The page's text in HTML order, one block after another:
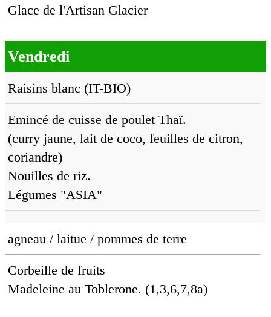
Glace de l'Artisan Glacier
Vendredi
Raisins blanc (IT-BIO)
Emincé de cuisse de poulet Thaï.
(curry jaune, lait de coco, feuilles de citron,
coriandre)
Nouilles de riz.
Légumes "ASIA"
agneau / laitue / pommes de terre
Corbeille de fruits
Madeleine au Toblerone. (1,3,6,7,8a)